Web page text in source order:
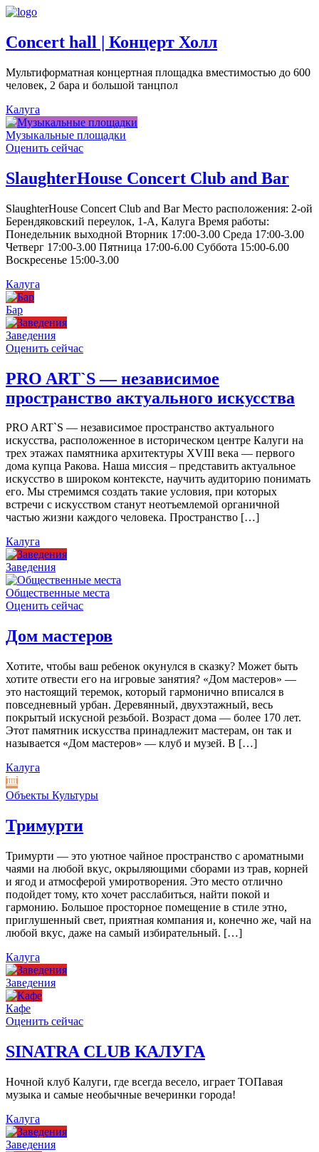
Concert hall | Концерт Холл
Мультиформатная концертная площадка вместимостью до 600
человек, 2 бара и большой танцпол
Калуга
Музыкальные площадки
Оценить сейчас
SlaughterHouse Concert Club and Bar
SlaughterHouse Concert Club and Bar Место расположения: 2-ой
Берендяковский переулок, 1-А, Калуга Время работы:
Понедельник выходной Вторник 17:00-3.00 Среда 17:00-3.00
Четверг 17:00-3.00 Пятница 17:00-6.00 Суббота 15:00-6.00
Воскресенье 15:00-3.00
Калуга
Бар
Заведения
Оценить сейчас
PRO ART`S — независимое
пространство актуального искусства
PRO ART`S — независимое пространство актуального
искусства, расположенное в историческом центре Калуги на
трех этажах памятника архитектуры XVIII века — первого
дома купца Ракова. Наша миссия – представить актуальное
искусство в широком контексте, научить аудиторию понимать
его. Мы стремимся создать такие условия, при которых
встречи с искусством станут неотъемлемой органичной
частью жизни каждого человека. Пространство […]
Калуга
Заведения
Общественные места
Оценить сейчас
Дом мастеров
Хотите, чтобы ваш ребенок окунулся в сказку? Может быть
хотите отвести его на игровые занятия? «Дом мастеров» —
это настоящий теремок, который гармонично вписался в
повседневный урбан. Деревянный, двухэтажный, весь
покрытый искусной резьбой. Возраст дома — более 170 лет.
Этот памятник искусства принадлежит мастерам, он так и
называется «Дом мастеров» — клуб и музей. В […]
Калуга
Объекты Культуры
Тримурти
Тримурти — это уютное чайное пространство с ароматными
чаями на любой вкус, окрыляющими сборами из трав, корней
и ягод и атмосферой умиротворения. Это место отлично
подойдет тому, кто хочет расслабиться, найти покой и
гармонию. Большое просторное помещение в стиле этно,
приглушенный свет, приятная компания и, конечно же, чай на
любой вкус, даже на самый избирательный. […]
Калуга
Заведения
Кафе
Оценить сейчас
SINATRA CLUB КАЛУГА
Ночной клуб Калуги, где всегда весело, играет ТОПавая
музыка и самые необычные вечеринки города!
Калуга
Заведения